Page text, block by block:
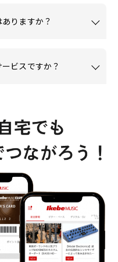
りますか？
ビスですか？